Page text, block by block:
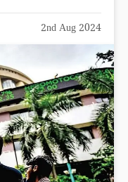
2nd Aug 2024